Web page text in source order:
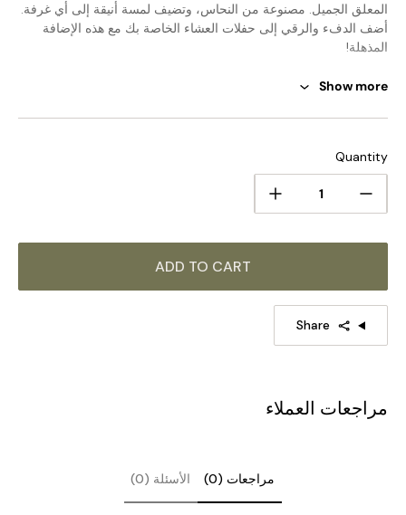
المعلق الجميل. مصنوعة من النحاس، وتضيف لمسة أنيقة إلى أي غرفة.
أضف الدفء والرقي إلى حفلات العشاء الخاصة بك مع هذه الإضافة
المذهلة!
الحجم القياسي (في الصورة)
Show more
Quantity
ADD TO CART
Share
مراجعات العملاء
مراجعات (0) الأسئلة (0)